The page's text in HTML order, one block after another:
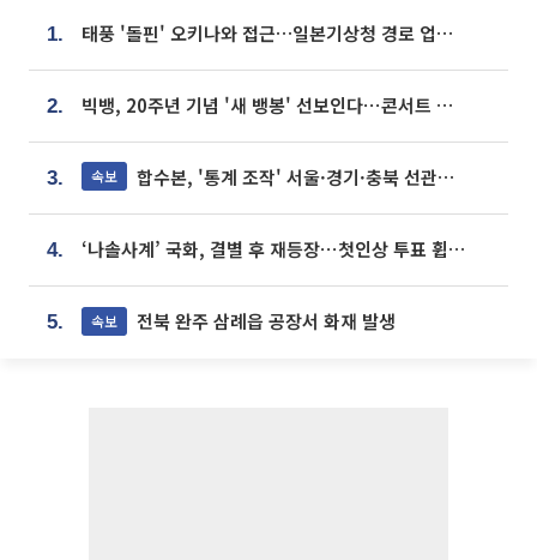
1. 태풍 '돌핀' 오키나와 접근…일본기상청 경로 업데이트
2. 빅뱅, 20주년 기념 '새 뱅봉' 선보인다⋯콘서트 앞두고 팝업 개최
3. 속보 합수본, '통계 조작' 서울·경기·충북 선관위 등 추가 압수수색
4. ‘나솔사계’ 국화, 결별 후 재등장⋯첫인상 투표 휩쓸고 ‘인기녀’ 등극
5. 속보 전북 완주 삼례읍 공장서 화재 발생